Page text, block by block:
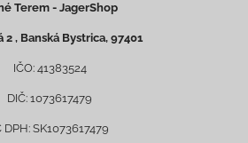
Terem - JagerShop
2 , Banská Bystrica, 97401
IČO: 41383524
DIČ: 1073617479
DPH: SK1073617479